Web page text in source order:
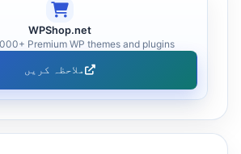
WPShop.net
Premium WP themes and plugins
ملاحظہ کریں